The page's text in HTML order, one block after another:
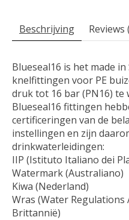
Beschrijving Reviews
Blueseal16 is het made
knelfittingen voor PE
druk tot 16 bar (PN16) te
Blueseal16 fittingen
certificeringen van de
instellingen en zijn
drinkwaterleidingen:
IIP (Istituto Italiano dei
Watermark (Australiano)
Kiwa (Nederland)
Wras (Water Regulations
Brittannië)